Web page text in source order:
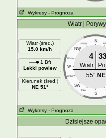
Wykresy - Prognoza
Wiatr |
Wiatr (śred.)
15.0 km/h
1 Bft
Lekki powiew
Kierunek (śred.)
NE 51°
N
NNW
NW
WNW
W
WSW
SW
SSW
S
4 33
Wiatr
55° NE
Wykresy - Prognoza
Dzisiejsze